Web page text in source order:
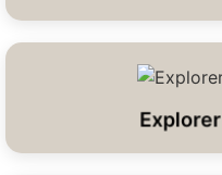
Explorer